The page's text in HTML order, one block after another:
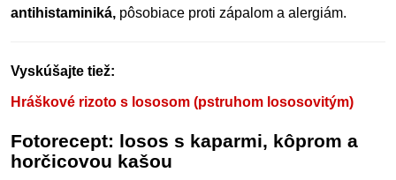
antihistaminiká, pôsobiace proti zápalom a alergiám.
Vyskúšajte tiež:
Hráškové rizoto s lososom (pstruhom lososovitým)
Fotorecept: losos s kaparmi, kôprom a
horčicovou kašou